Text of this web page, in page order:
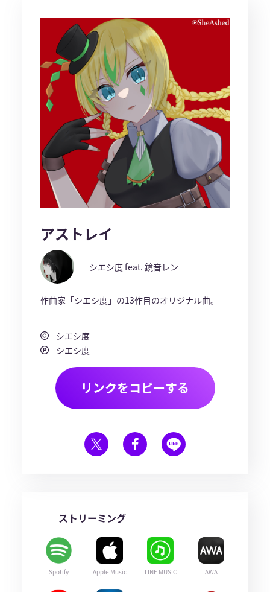
アストレイ
シエシ度 feat. 鏡音レン
作曲家「シエシ度」の13作目のオリジナル曲。
シエシ度
シエシ度
リンクをコピーする
ストリーミング
Spotify Apple Music LINE MUSIC AWA